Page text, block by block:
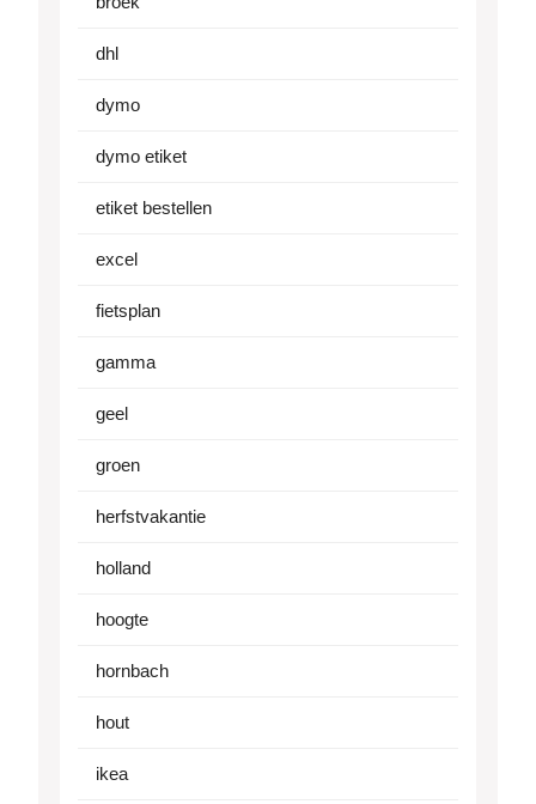
dhl
dymo
dymo etiket
etiket bestellen
excel
fietsplan
gamma
geel
groen
herfstvakantie
holland
hoogte
hornbach
hout
ikea